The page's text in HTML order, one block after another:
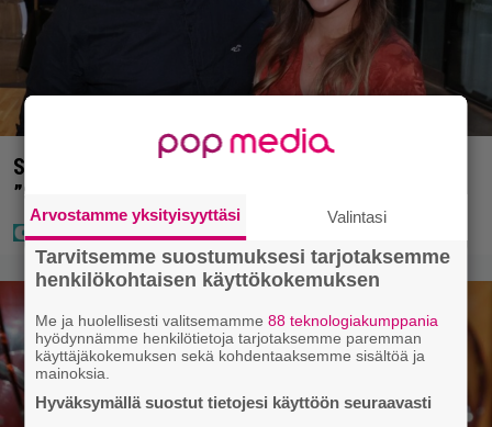
Sara ja Mikko Parikka etsivät uutta kotia –
”Seuraavaan kotiin tämmöinen”
Arvostamme yksityisyyttäsi Valintasi
Tarvitsemme suostumuksesi tarjotaksemme
henkilökohtaisen käyttökokemuksen
Me ja huolellisesti valitsemamme88 teknologiakumppania
hyödynnämme henkilötietoja tarjotaksemme paremman
käyttäjäkokemuksen sekä kohdentaaksemme sisältöä ja
mainoksia.
Hyväksymällä suostut tietojesi käyttöön seuraavasti